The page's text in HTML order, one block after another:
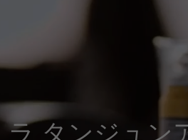
ラ タンジュン